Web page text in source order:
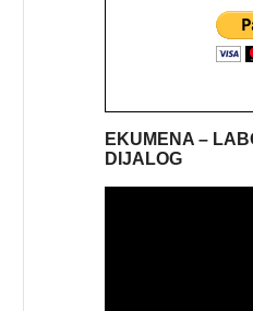
EKUMENA –
DIJALOG